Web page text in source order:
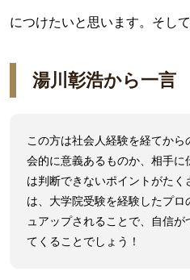
につけたいと思います。そし
湯川彰浩から一言
この方は社会人経験を経てか
会的に意義あるものか、相手
は判断できないポイントがた
は、大学院受験を経験したプ
ュアップされることで、自信
てくることでしょう！